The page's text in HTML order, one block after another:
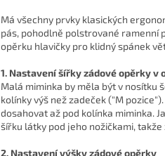
Má všechny prvky klasických
pás, pohodlně polstrované ramenní
opěrku hlavičky pro klidný spánek
1. Nastavení šířky zádové opěrky v
Malá miminka by měla být v nosítku
kolínky výš než zadeček ("M
dosahovat až pod kolínka miminka.
šířku látky pod jeho nožičkami,
2. Nastavení výšky zádové opěrky